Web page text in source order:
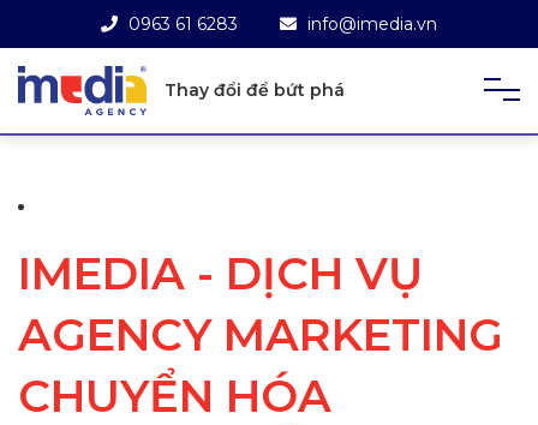
0963 61 6283 info@imedia.vn
Thay đổi để bứt phá
IMEDIA - DỊCH VỤ
AGENCY MARKETING
CHUYỂN HÓA